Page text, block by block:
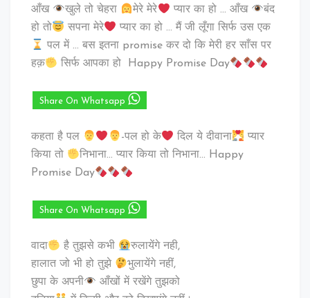
आँख खुले तो चेहरा मेरे मेरे प्यार का हो … आँख
बंद
हो तो
सपना मेरे
प्यार का हो … मैं जी लूँगा सिर्फ उस एक
पल में … बस इतना promise कर दो कि मेरी हर साँस पर
हक़
सिर्फ आपका हो Happy Promise Day
Share On Whatsapp
कहता है पल -पल हो के दिल ये दीवाना
प्यार
किया तो
निभाना… प्यार किया तो निभाना… Happy
Promise Day
Share On Whatsapp
वादा है तुझसे कभी
रुलायेंगे नही,
हालात जो भी हो तुझे
भुलायेंगे नहीं,
छुपा के अपनी
आँखों में रखेंगे तुझको